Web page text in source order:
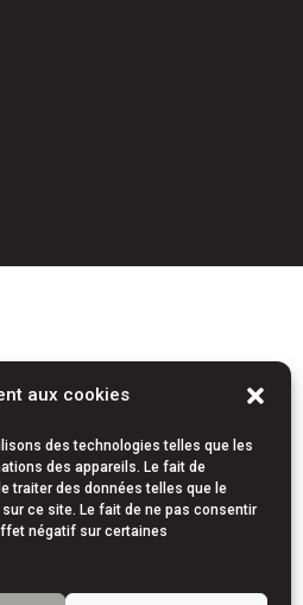
aux cookies
des technologies telles que les
des appareils. Le fait de
traiter des données telles que le
ce site. Le fait de ne pas consentir
négatif sur certaines